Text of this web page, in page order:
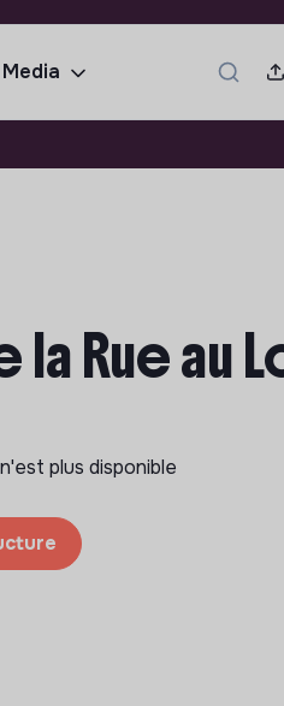
Media
la Rue au
n'est plus disponible